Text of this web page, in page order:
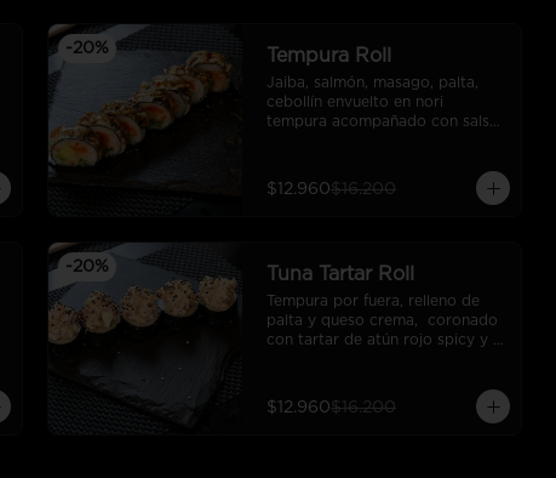
-20% Tempura Roll
Jaiba, salmón, masago, palta,
cebollín envuelto en nori
tempura acompañado con salsa
$12.960$16.200
-20% Tuna Tartar Roll
Tempura por fuera, relleno de
palta y queso crema,  coronado
con tartar de atún rojo spicy y
$12.960$16.200